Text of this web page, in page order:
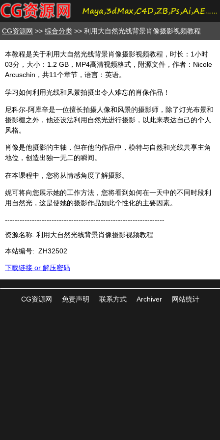
CG资源网 >> 综合分类 >> 利用大自然光线背景肖像摄影视频教程
本教程是关于利用大自然光线背景肖像摄影视频教程，时长：1小时
03分，大小：1.2 GB，MP4高清视频格式，附源文件，作者：Nicole
Arcuschin，共11个章节，语言：英语。
学习如何利用光线和风景拍摄出令人难忘的肖像作品！
尼科尔-阿库辛是一位擅长拍摄人像和风景的摄影师，除了灯光布景和
摄影棚之外，他还设法利用自然光进行摄影，以此来表达自己的个人
风格。
肖像是他摄影的主轴，但在他的作品中，模特与自然和光线共享主角
地位，创造出独一无二的瞬间。
在本课程中，您将从情感角度了解摄影。
妮可将向您展示她的工作方法，您将看到如何在一天中的不同时段利
用自然光，这是使她的摄影作品如此个性化的主要因素。
-----------------------------------------------------------------
资源名称: 利用大自然光线背景肖像摄影视频教程
本站编号: ZH32502
下载链接 or 解压密码
CG资源网 免责声明 联系方式 Archiver 网站统计